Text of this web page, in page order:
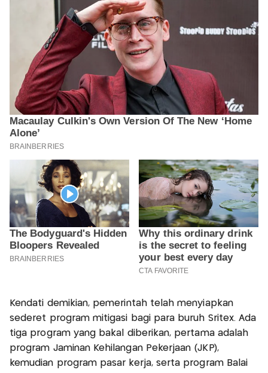
Kendati demikian, pemerintah telah menyiapkan
sederet program mitigasi bagi para buruh Sritex. Ada
tiga program yang bakal diberikan, pertama adalah
program Jaminan Kehilangan Pekerjaan (JKP),
kemudian program pasar kerja, serta program Balai